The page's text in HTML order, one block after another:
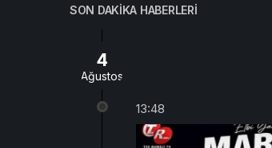
SON DAKIKA HABERLERI
4
Ağustos
13:48